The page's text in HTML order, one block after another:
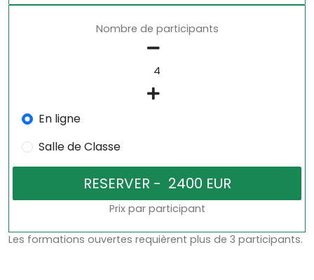
Nombre de participants
En ligne
Salle de Classe
Prix par participant
Les formations ouvertes requièrent plus de 3 participants.